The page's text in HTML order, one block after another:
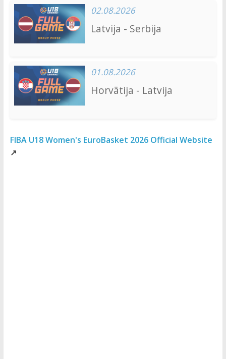
02.08.2026
Latvija - Serbija
01.08.2026
Horvātija - Latvija
FIBA U18 Women's EuroBasket 2026 Official Website
↗